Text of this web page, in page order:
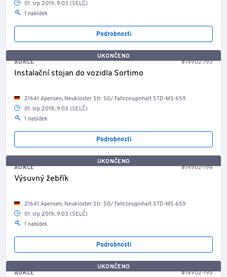
01. srp 2019, 9:03 (SELČ)
1 nabídek
Podrobnosti
UKONČENO
AUKCE
#14902-193
Instalační stojan do vozidla Sortimo
21641 Apensen, Neukloster Str. 50/ Fahrzeuginhalt STD-MS 659
01. srp 2019, 9:03 (SELČ)
1 nabídek
Podrobnosti
UKONČENO
AUKCE
#14902-194
Výsuvný žebřík
21641 Apensen, Neukloster Str. 50/ Fahrzeuginhalt STD-MS 659
01. srp 2019, 9:03 (SELČ)
1 nabídek
Podrobnosti
UKONČENO
AUKCE
#14902-195